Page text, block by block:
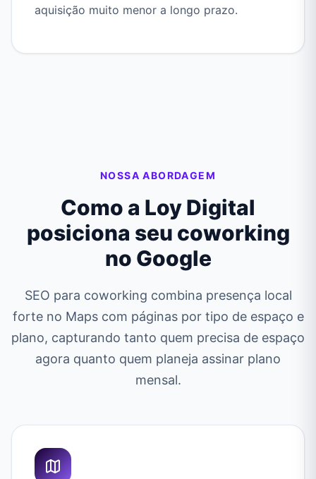
aquisição muito menor a longo prazo.
NOSSA ABORDAGEM
Como a Loy Digital
posiciona seu coworking
no Google
SEO para coworking combina presença local
forte no Maps com páginas por tipo de espaço e
plano, capturando tanto quem precisa de espaço
agora quanto quem planeja assinar plano
mensal.